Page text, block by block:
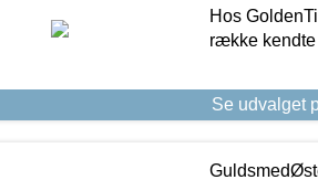
Hos
række kendte
Se udvalget